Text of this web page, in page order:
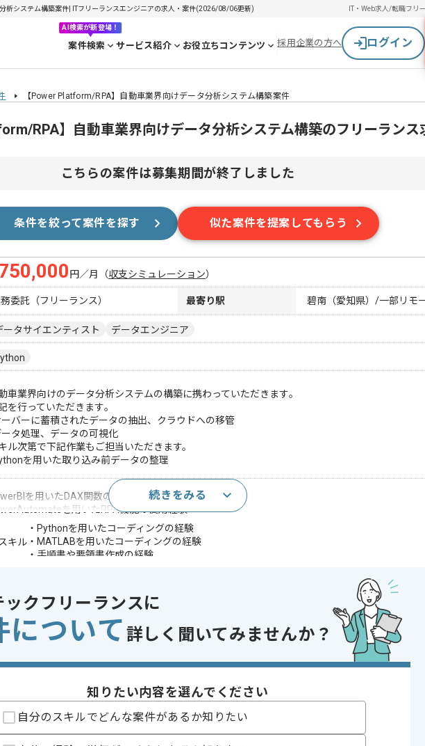
析システム構築案件| ITフリーランスエンジニアの求人・案件(2026/08/06更新) IT・Web求人/転職フリ
AI検索が新登場！
案件検索 サービス紹介 お役立ちコンテンツ 採用企業の方へ ログイン
【Power Platform/RPA】自動車業界向けデータ分析システム構築案件
RPA】自動車業界向けデータ分析システム構築のフリーランス
こちらの案件は募集期間が終了しました
条件を絞って案件を探す 似た案件を提案してもらう
円／月 （収支シミュレーション）
委託（フリーランス） 最寄り駅 碧南（愛知県）/一部リモ
ータサイエンティスト データエンジニア
車業界向けのデータ分析システムの構築に携わっていただきます｡
を行っていただきます｡
バーに蓄積されたデータの抽出、クラウドへの移管
タ処理、データの可視化
ル次第で下記作業もご担当いただきます。
を用いた取り込み前データの整理
を用いたDAX関数の使用経験
を用いたRPA機能の使用経験
キル
・Pythonを用いたコーディングの経験
・MATLABを用いたコーディングの経験
・手順書や要領書作成の経験
容
データマイニング , データ分析
急募 , 従業員1000名以上の会社 , 新規立ち上げ , BtoB向け , 週3日から可能 , 自社サ
場企業
140時間〜180時間
サイト
15日
続きをみる
ックフリーランスに
について 詳しく聞いてみませんか？
知りたい内容を選んでください
自分のスキルでどんな案件があるか知りたい